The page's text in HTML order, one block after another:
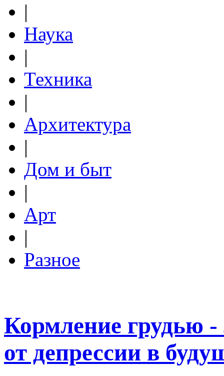
|
Наука
|
Техника
|
Архитектура
|
Дом и быт
|
Арт
|
Разное
Кормление грудью
от депрессии в